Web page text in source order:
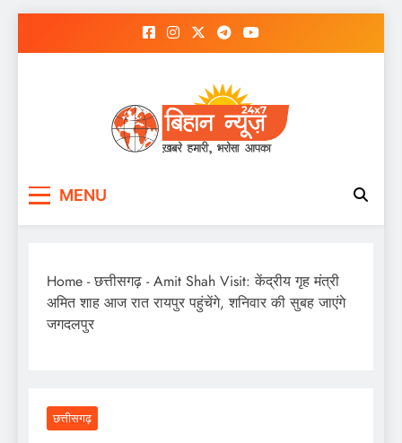
MENU
Home -छत्तीसगढ़ -Amit Shah Visit: केंद्रीय गृह मंत्री
अमित शाह आज रात रायपुर पहुंचेंगे, शनिवार की सुबह जाएंगे
जगदलपुर
छत्तीसगढ़